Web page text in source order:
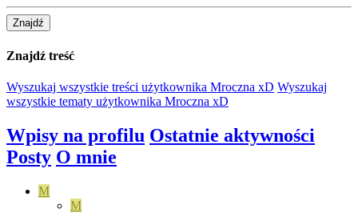
Znajdź
Znajdź treść
Wyszukaj wszystkie treści użytkownika Mroczna xD Wyszukaj
wszystkie tematy użytkownika Mroczna xD
Wpisy na profilu Ostatnie aktywności
Posty O mnie
M
M